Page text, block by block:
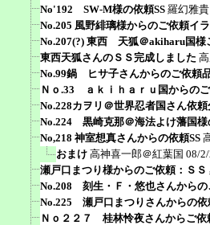
No'192 SW-M様の依頼SS 羅幻雅
No.205 風野緋璃様からのご依頼イ
No.207(?) 東西 天狐＠akiharu国様
東西天狐さんのＳＳ完成しました
No.99鍋 ヒサ子さんからのご依頼
Ｎｏ.33 ａｋｉｈａｒｕ国からの
No.228カヲリ＠世界忍者国さん依頼
No.224 黒崎克那＠海法よけ藩国
No,218 神室想真さんからの依頼SS
おまけ 高神喜一郎＠紅葉国 08/
瀬戸口まつり様からのご依頼：ＳＳ
No.208 刻生・Ｆ・悠也さんから
No.225 瀬戸口まつりさんからの依
Ｎｏ２２７ 桂林怜夜さんからご依